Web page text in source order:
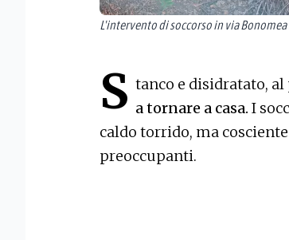
L'intervento di soccorso in via
S tanco e disidratato,
a tornare a casa. I
caldo torrido, ma
preoccupanti.